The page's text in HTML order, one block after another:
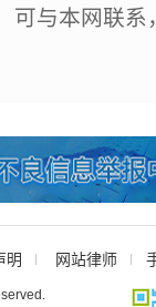
可与本网联
明 网站律师